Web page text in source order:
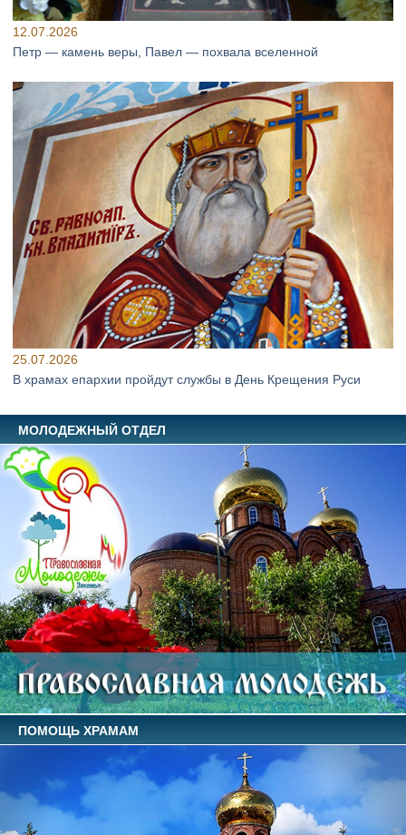
12.07.2026
Петр — камень веры, Павел — похвала вселенной
25.07.2026
В храмах епархии пройдут службы в День Крещения Руси
МОЛОДЕЖНЫЙ ОТДЕЛ
ПОМОЩЬ ХРАМАМ